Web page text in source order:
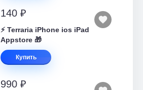
140 ₽
⚡️ Terraria iPhone ios iPad
Appstore 🎁
Купить
990 ₽